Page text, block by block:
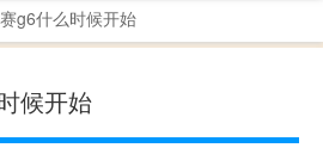
g6什么时候开始
候开始